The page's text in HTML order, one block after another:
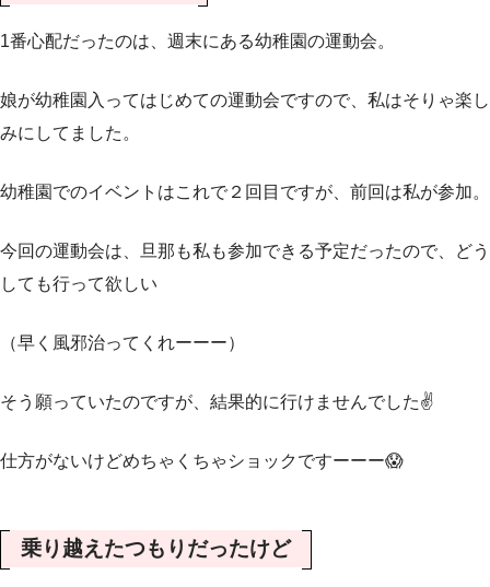
1番心配だったのは、週末にある幼稚園の運動会。
娘が幼稚園入ってはじめての運動会ですので、私はそりゃ楽し
みにしてました。
幼稚園でのイベントはこれで２回目ですが、前回は私が参加。
今回の運動会は、旦那も私も参加できる予定だったので、どう
しても行って欲しい
（早く風邪治ってくれーーー）
そう願っていたのですが、結果的に行けませんでした✌️
仕方がないけどめちゃくちゃショックですーーー😱
乗り越えたつもりだったけど